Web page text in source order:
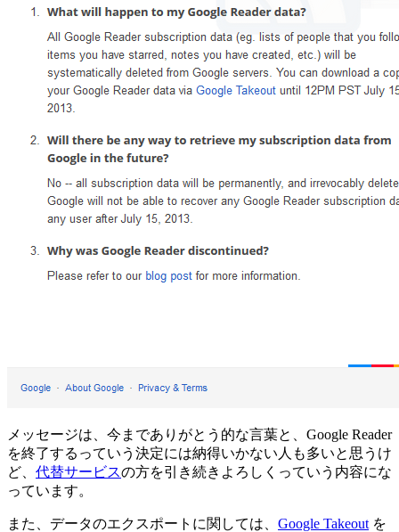
メッセージは、今までありがとう的な言葉と、Google Reader
を終了するっていう決定には納得いかない人も多いと思うけ
ど、 代替サービスの方を引き続きよろしくっていう内容にな
っています。
また、データのエクスポートに関しては、 Google Takeout を